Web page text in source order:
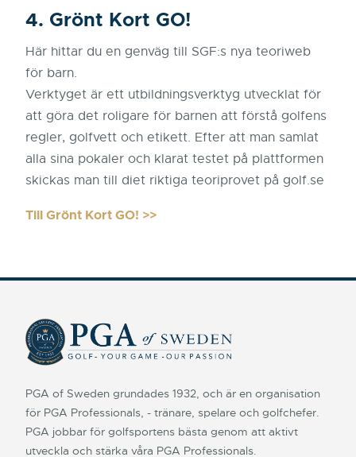
4. Grönt Kort GO!
Här hittar du en genväg till SGF:s nya teoriweb
för barn.
Verktyget är ett utbildningsverktyg utvecklat för
att göra det roligare för barnen att förstå golfens
regler, golfvett och etikett. Efter att man samlat
alla sina pokaler och klarat testet på plattformen
skickas man till diet riktiga teoriprovet på golf.se
Till Grönt Kort GO! >>
PGA of Sweden grundades 1932, och är en organisation
för PGA Professionals, - tränare, spelare och golfchefer.
PGA jobbar för golfsportens bästa genom att aktivt
utveckla och stärka våra PGA Professionals.